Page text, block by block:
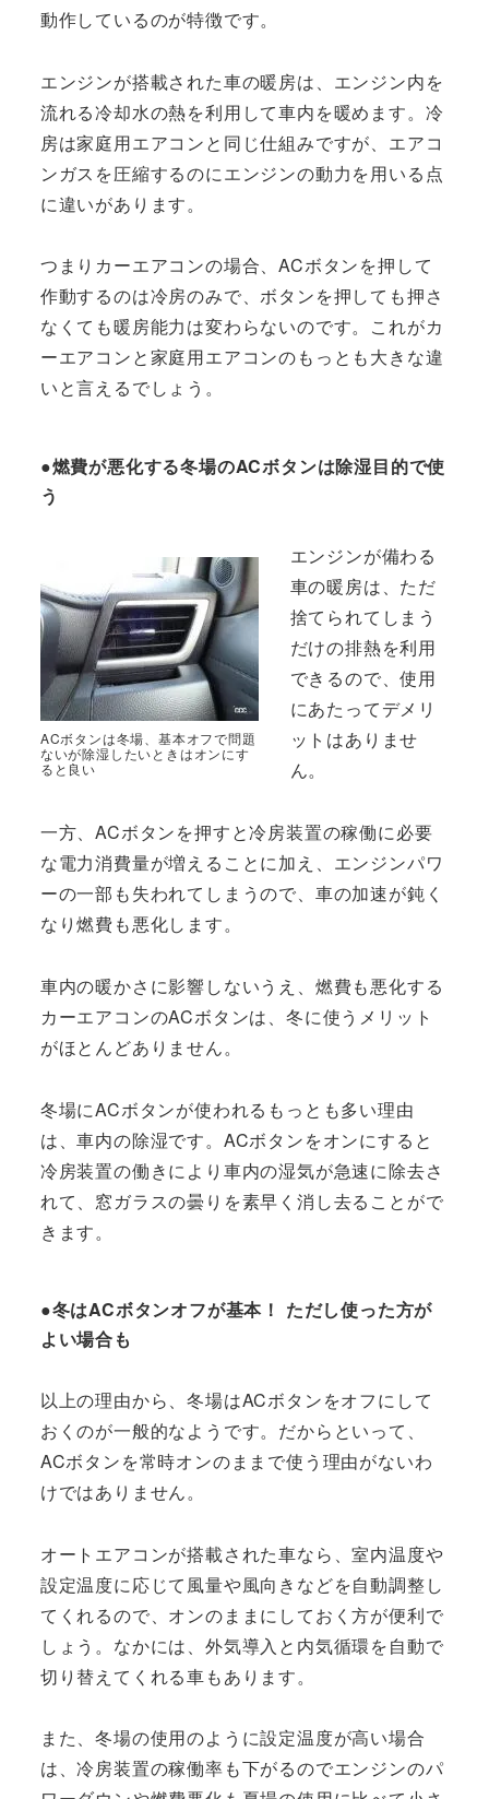
動作しているのが特徴です。
エンジンが搭載された車の暖房は、エンジン内を
流れる冷却水の熱を利用して車内を暖めます。冷
房は家庭用エアコンと同じ仕組みですが、エアコ
ンガスを圧縮するのにエンジンの動力を用いる点
に違いがあります。
つまりカーエアコンの場合、ACボタンを押して
作動するのは冷房のみで、ボタンを押しても押さ
なくても暖房能力は変わらないのです。これがカ
ーエアコンと家庭用エアコンのもっとも大きな違
いと言えるでしょう。
●燃費が悪化する冬場のACボタンは除湿目的で使
う
ACボタンは冬場、基本オフで問題
ないが除湿したいときはオンにす
ると良い
エンジンが備わる
車の暖房は、ただ
捨てられてしまう
だけの排熱を利用
できるので、使用
にあたってデメリ
ットはありませ
ん。
一方、ACボタンを押すと冷房装置の稼働に必要
な電力消費量が増えることに加え、エンジンパワ
ーの一部も失われてしまうので、車の加速が鈍く
なり燃費も悪化します。
車内の暖かさに影響しないうえ、燃費も悪化する
カーエアコンのACボタンは、冬に使うメリット
がほとんどありません。
冬場にACボタンが使われるもっとも多い理由
は、車内の除湿です。ACボタンをオンにすると
冷房装置の働きにより車内の湿気が急速に除去さ
れて、窓ガラスの曇りを素早く消し去ることがで
きます。
●冬はACボタンオフが基本！ ただし使った方が
よい場合も
以上の理由から、冬場はACボタンをオフにして
おくのが一般的なようです。だからといって、
ACボタンを常時オンのままで使う理由がないわ
けではありません。
オートエアコンが搭載された車なら、室内温度や
設定温度に応じて風量や風向きなどを自動調整し
てくれるので、オンのままにしておく方が便利で
しょう。なかには、外気導入と内気循環を自動で
切り替えてくれる車もあります。
また、冬場の使用のように設定温度が高い場合
は、冷房装置の稼働率も下がるのでエンジンのパ